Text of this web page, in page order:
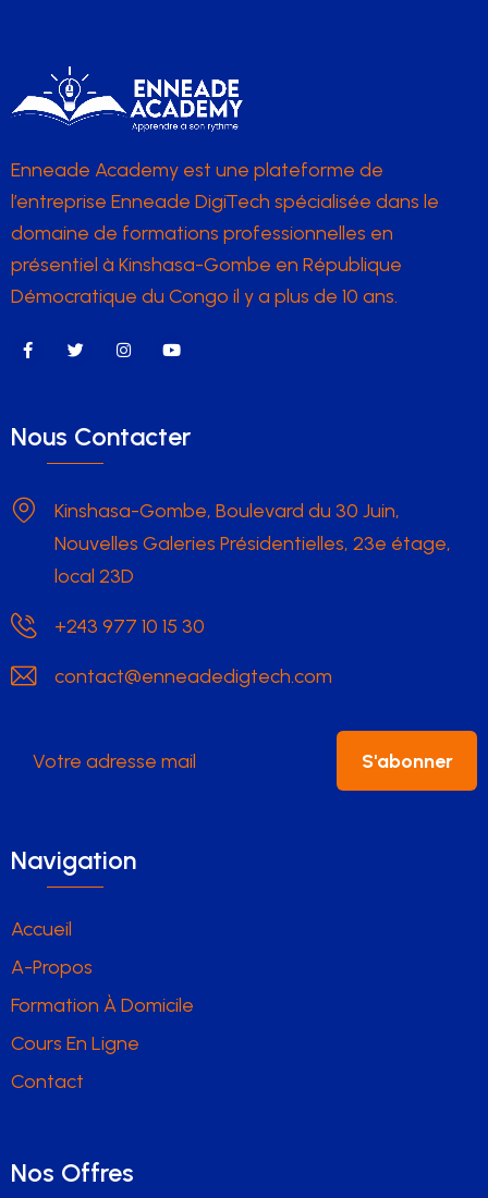
Enneade Academy est une plateforme de
l’entreprise Enneade DigiTech spécialisée dans le
domaine de formations professionnelles en
présentiel à Kinshasa-Gombe en République
Démocratique du Congo il y a plus de 10 ans.
Nous Contacter
Kinshasa-Gombe, Boulevard du 30 Juin,
Nouvelles Galeries Présidentielles, 23e étage,
local 23D
+243 977 10 15 30
contact@enneadedigtech.com
S'abonner
Navigation
Accueil
A-Propos
Formation À Domicile
Cours En Ligne
Contact
Nos Offres